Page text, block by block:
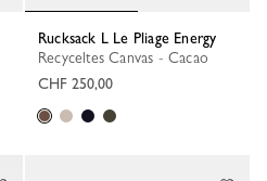
Rucksack L Le Pliage Energy
Recyceltes Canvas - Cacao
CHF 250,00